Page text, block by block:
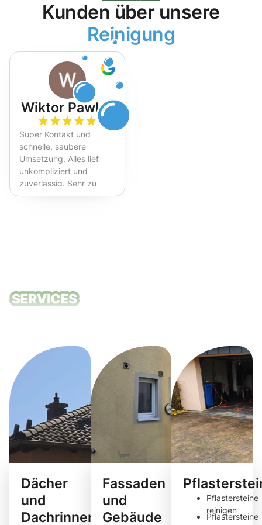
Kunden über unsere
Reinigung
Wiktor Pawlak
Super Kontakt und
schnelle, saubere
Umsetzung. Alles lief
unkompliziert und
zuverlässig. Sehr zu
empfehlen!
Dächer
und
Dachrinnen
Fassaden
und
Gebäude
Pflastersteine
reinigen
Pflastersteine